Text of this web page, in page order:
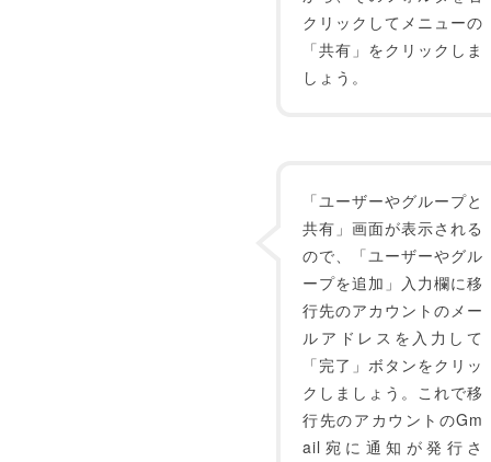
クリックしてメニューの
「共有」をクリックしま
しょう。
「ユーザーやグループと
共有」画面が表示される
ので、「ユーザーやグル
ープを追加」入力欄に移
行先のアカウントのメー
ルアドレスを入力して
「完了」ボタンをクリッ
クしましょう。これで移
行先のアカウントのGm
ail宛に通知が発行さ